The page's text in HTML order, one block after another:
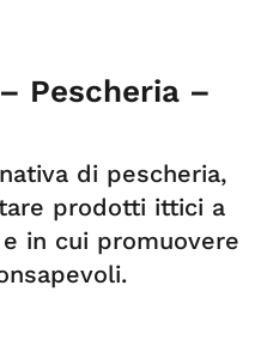
Pescheria –
di pescheria,
prodotti ittici a
in cui promuovere